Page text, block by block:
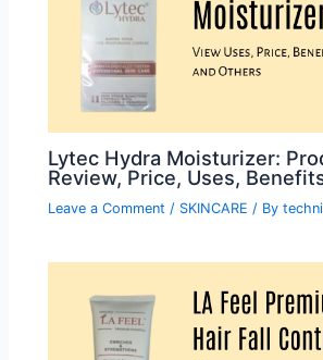
Lytec Hydra Moisturizer:
Review, Price, Uses,
Leave a Comment / SKINCARE / By